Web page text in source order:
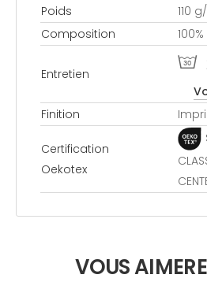
Poids
110
Composition
Entretien
T
Finition
Certification
Oekotex
VOUS